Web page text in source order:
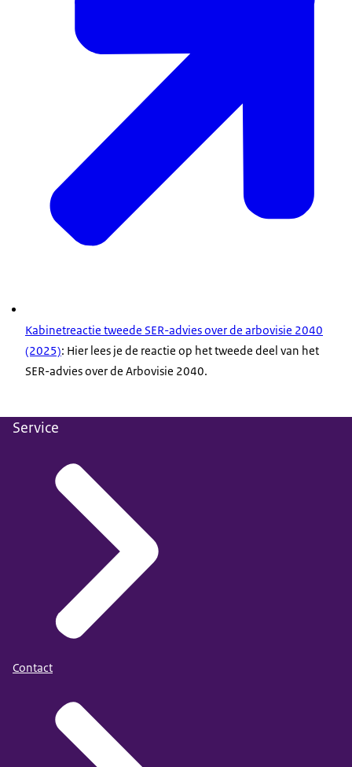
Kabinetreactie tweede SER-advies over de arbovisie 2040
(2025): Hier lees je de reactie op het tweede deel van het
SER-advies over de Arbovisie 2040.
Service
Contact